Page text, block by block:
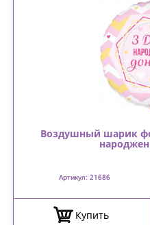
Воздушный шарик
Артикул: 21686
Купить